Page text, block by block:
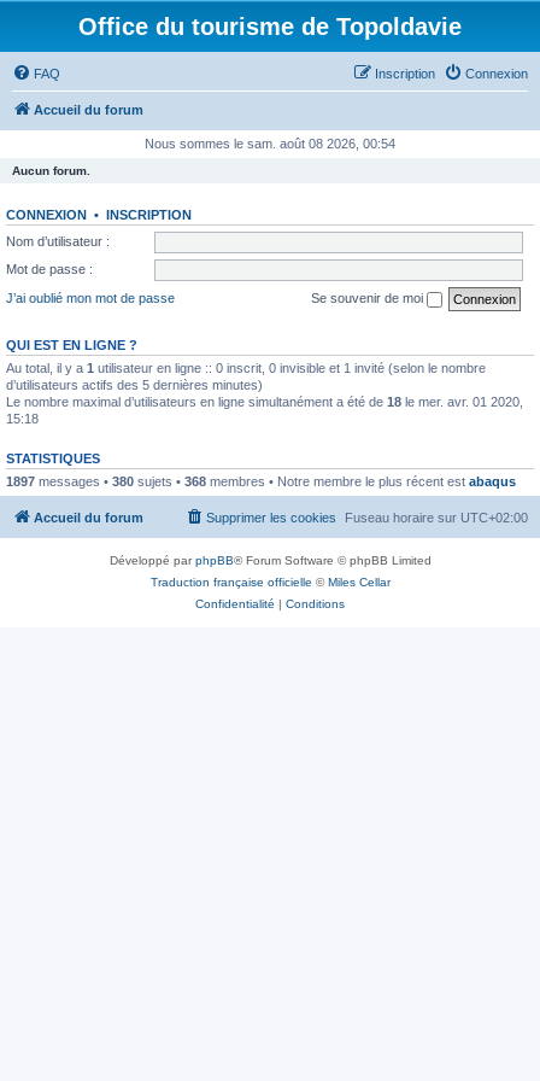
Office du tourisme de Topoldavie
FAQ Connexion
Inscription
Accueil du forum
Nous sommes le sam. août 08 2026, 00:54
Aucun forum.
CONNEXION • INSCRIPTION
Nom d’utilisateur :
Mot de passe :
J’ai oublié mon mot de passe
Se souvenir de moi
QUI EST EN LIGNE ?
Au total, il y a 1 utilisateur en ligne :: 0 inscrit, 0 invisible et 1 invité (selon le nombre
d’utilisateurs actifs des 5 dernières minutes)
Le nombre maximal d’utilisateurs en ligne simultanément a été de 18 le mer. avr. 01 2020,
15:18
STATISTIQUES
1897 messages • 380 sujets • 368 membres • Notre membre le plus récent est abaqus
Accueil du forum Fuseau horaire sur UTC+02:00
Supprimer les cookies
Développé parphpBB® Forum Software © phpBB Limited
Traduction française officielle ©Miles Cellar
Confidentialité | Conditions